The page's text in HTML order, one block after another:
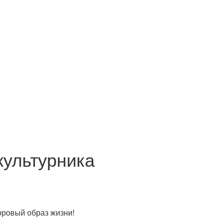
образ жизни!